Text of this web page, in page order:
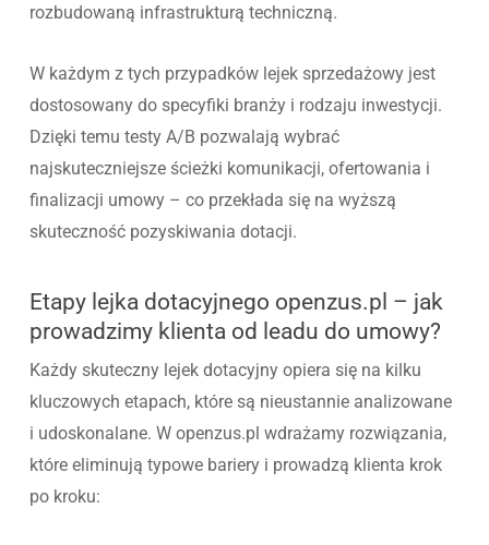
rozbudowaną infrastrukturą techniczną.
W każdym z tych przypadków lejek sprzedażowy jest
dostosowany do specyfiki branży i rodzaju inwestycji.
Dzięki temu testy A/B pozwalają wybrać
najskuteczniejsze ścieżki komunikacji, ofertowania i
finalizacji umowy – co przekłada się na wyższą
skuteczność pozyskiwania dotacji.
Etapy lejka dotacyjnego openzus.pl – jak
prowadzimy klienta od leadu do umowy?
Każdy skuteczny lejek dotacyjny opiera się na kilku
kluczowych etapach, które są nieustannie analizowane
i udoskonalane. W openzus.pl wdrażamy rozwiązania,
które eliminują typowe bariery i prowadzą klienta krok
po kroku: